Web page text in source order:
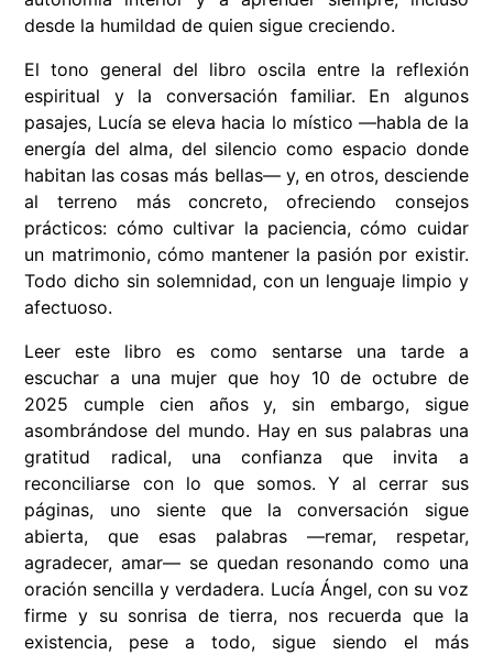
desde la humildad de quien sigue creciendo.
El tono general del libro oscila entre la reflexión
espiritual y la conversación familiar. En algunos
pasajes, Lucía se eleva hacia lo místico —habla de la
energía del alma, del silencio como espacio donde
habitan las cosas más bellas— y, en otros, desciende
al terreno más concreto, ofreciendo consejos
prácticos: cómo cultivar la paciencia, cómo cuidar
un matrimonio, cómo mantener la pasión por existir.
Todo dicho sin solemnidad, con un lenguaje limpio y
afectuoso.
Leer este libro es como sentarse una tarde a
escuchar a una mujer que hoy 10 de octubre de
2025 cumple cien años y, sin embargo, sigue
asombrándose del mundo. Hay en sus palabras una
gratitud radical, una confianza que invita a
reconciliarse con lo que somos. Y al cerrar sus
páginas, uno siente que la conversación sigue
abierta, que esas palabras —remar, respetar,
agradecer, amar— se quedan resonando como una
oración sencilla y verdadera. Lucía Ángel, con su voz
firme y su sonrisa de tierra, nos recuerda que la
existencia, pese a todo, sigue siendo el más